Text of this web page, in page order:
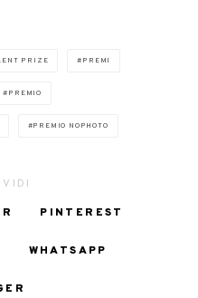
PRIZE PREMI
PREMIO
PREMIO NOPHOTO
PINTEREST
WHATSAPP